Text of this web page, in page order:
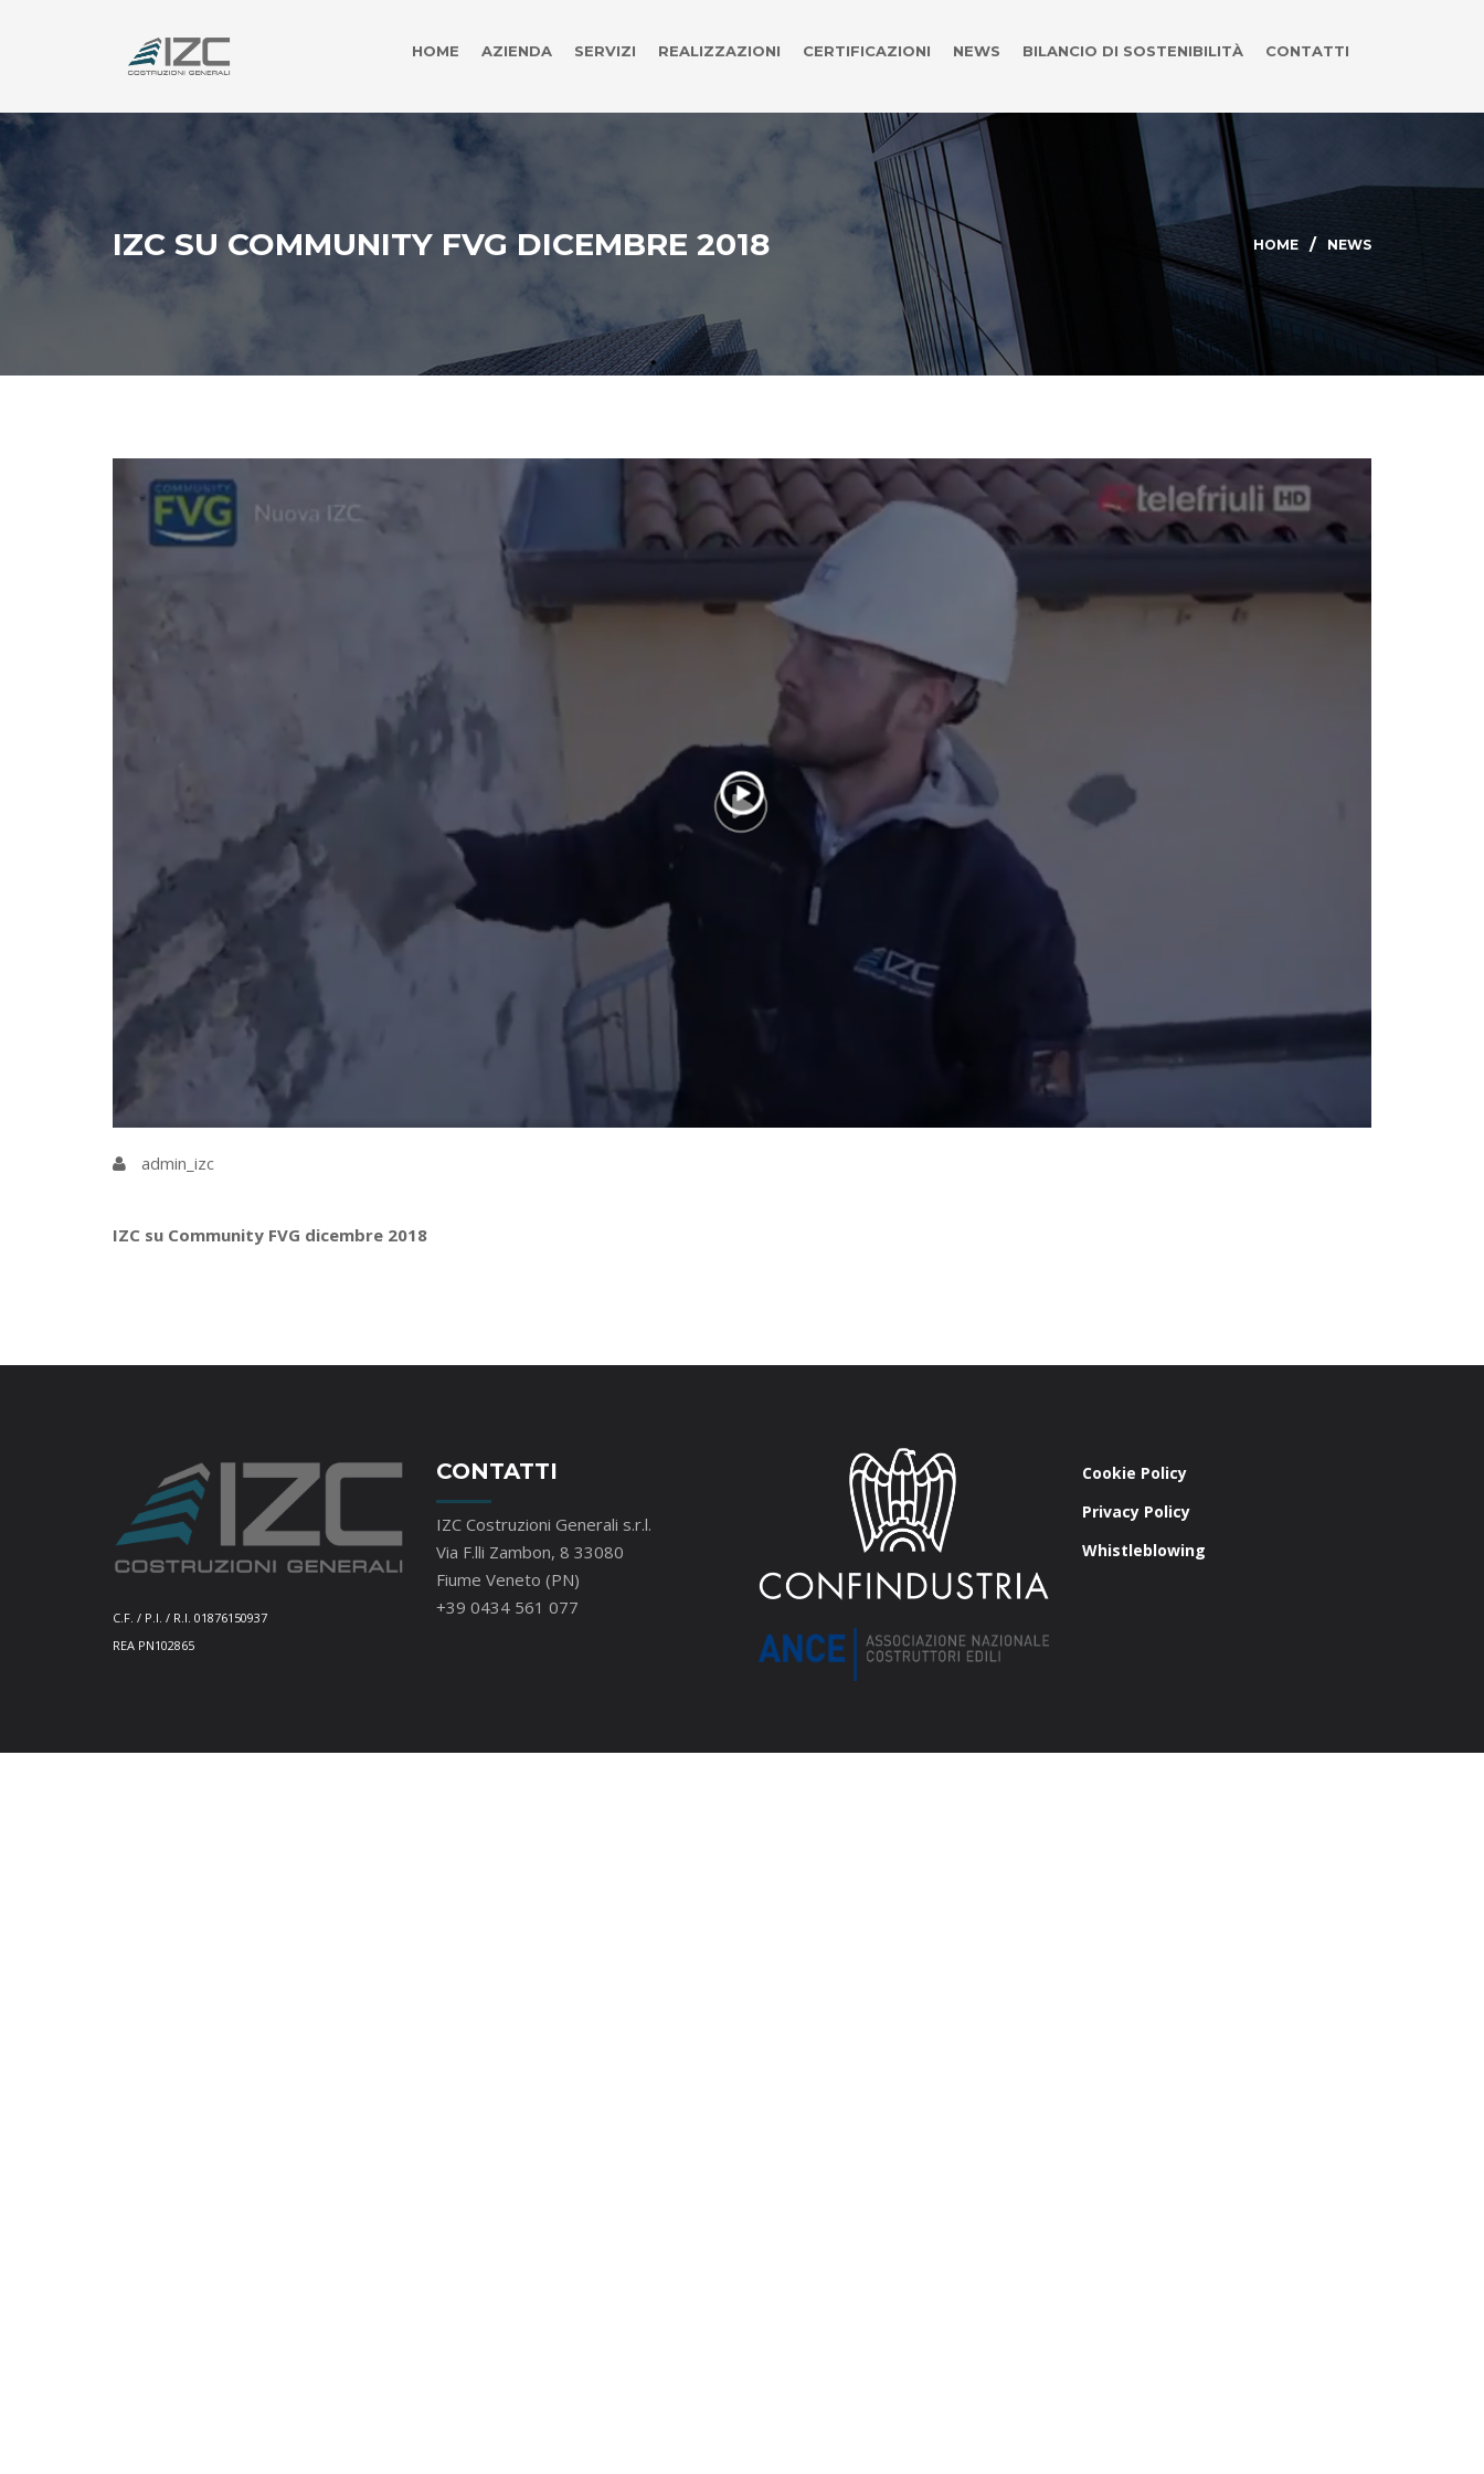
HOME AZIENDA SERVIZI REALIZZAZIONI CERTIFICAZIONI NEWS BILANCIO DI SOSTENIBILITÀ CONTATTI
IZC SU COMMUNITY FVG DICEMBRE 2018 HOME NEWS
admin_izc
IZC su Community FVG dicembre 2018
C.F. / P.I. / R.I. 01876150937
REA PN102865
CONTATTI
IZC Costruzioni Generali s.r.l.
Via F.lli Zambon, 8 33080
Fiume Veneto (PN)
+39 0434 561 077
Cookie Policy
Privacy Policy
Whistleblowing